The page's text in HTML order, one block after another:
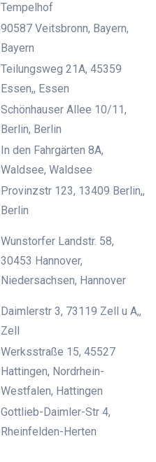
Tempelhof
90587 Veitsbronn, Bayern,
Bayern
Teilungsweg 21A, 45359
Essen,, Essen
Schönhauser Allee 10/11,
Berlin, Berlin
In den Fahrgärten 8A,
Waldsee, Waldsee
Provinzstr 123, 13409 Berlin,,
Berlin
Wunstorfer Landstr. 58,
30453 Hannover,
Niedersachsen, Hannover
Daimlerstr 3, 73119 Zell u A,,
Zell
Werksstraße 15, 45527
Hattingen, Nordrhein-
Westfalen, Hattingen
Gottlieb-Daimler-Str 4,
Rheinfelden-Herten